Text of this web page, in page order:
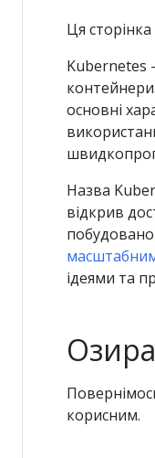
Ця
Kubernetes
основні
Назва
відкрив
побудовано
ідеями та
корисним.